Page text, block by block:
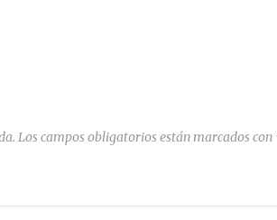
Los campos obligatorios están marcados con